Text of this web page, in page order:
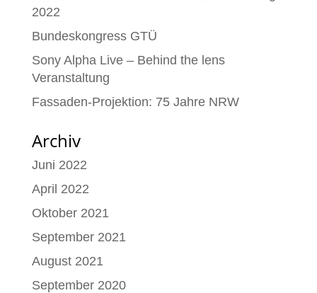
2022
Bundeskongress GTÜ
Sony Alpha Live – Behind the lens
Veranstaltung
Fassaden-Projektion: 75 Jahre NRW
Archiv
Juni 2022
April 2022
Oktober 2021
September 2021
August 2021
September 2020